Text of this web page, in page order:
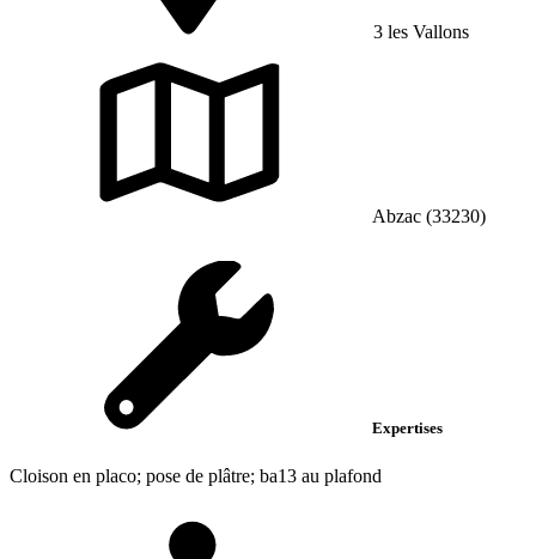
3 les Vallons
Abzac (33230)
Expertises
Cloison en placo; pose de plâtre; ba13 au plafond